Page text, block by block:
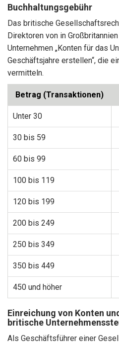
Buchhaltungsgebühr
Das britische
Direktoren von in
Unternehmen „Konten für das
Geschäftsjahre erstellen“, die
vermitteln.
Betrag (Transaktionen)
Unter 30
30 bis 59
60 bis 99
100 bis 119
120 bis 199
200 bis 249
250 bis 349
350 bis 449
450 und höher
Einreichung von Konten
britische
Als Geschäftsführer einer